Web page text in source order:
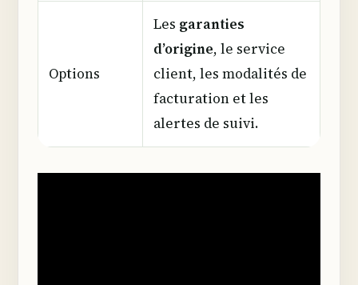
Options
Les garanties
d’origine, le service
client, les modalités de
facturation et les
alertes de suivi.